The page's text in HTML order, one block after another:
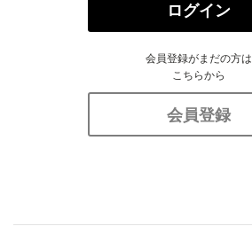
ログイン
会員登録がまだの方は
こちらから
会員登録